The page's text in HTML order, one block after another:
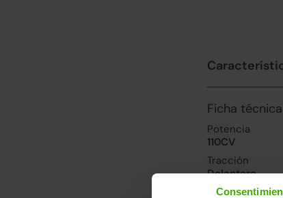
Ficha técnica
Potencia
110CV
Tracción
Delantera